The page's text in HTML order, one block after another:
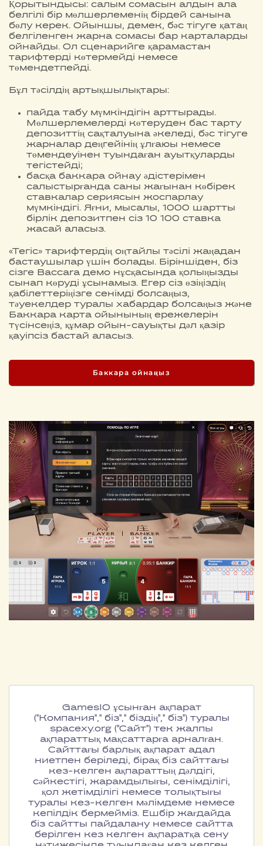
Қорытындысы: салым сомасын алдын ала
белгілі бір мөлшерлеменің бірдей санына
бөлу керек. Ойыншы, демек, бәс тігуге қатаң
белгіленген жарна сомасы бар карталарды
ойнайды. Ол сценарийге қарамастан
тарифтерді көтермейді немесе
төмендетпейді.
Бұл тәсілдің артықшылықтары:
пайда табу мүмкіндігін арттырады.
Мөлшерлемелерді көтеруден бас тарту
депозиттің сақталуына әкеледі, бәс тігуге
жарналар деңгейінің ұлғаюы немесе
төмендеуінен туындаған ауытқуларды
тегістейді;
басқа баккара ойнау әдістерімен
салыстырғанда саны жағынан көбірек
ставкалар сериясын жоспарлау
мүмкіндігі. Яғни, мысалы, 1000 шартты
бірлік депозитпен сіз 10 100 ставка
жасай аласыз.
«Тегіс» тарифтердің оңтайлы тәсілі жаңадан
бастаушылар үшін болады. Біріншіден, біз
сізге Baccara демо нұсқасында қолыңызды
сынап көруді ұсынамыз. Егер сіз өзіңіздің
қабілеттеріңізге сенімді болсаңыз,
тәуекелдер туралы хабардар болсаңыз және
Баккара карта ойынының ережелерін
түсінсеңіз, құмар ойын-сауықты дәл қазір
қауіпсіз бастай аласыз.
Баккара ойнаңыз
GamesIO ұсынған ақпарат
("Компания"," біз"," біздің"," біз") туралы
spacexy.org ("Сайт") тек жалпы
ақпараттық мақсаттарға арналған.
Сайттағы барлық ақпарат адал
ниетпен беріледі, бірақ біз сайттағы
кез-келген ақпараттың дәлдігі,
сәйкестігі, жарамдылығы, сенімділігі,
қол жетімділігі немесе толықтығы
туралы кез-келген мәлімдеме немесе
кепілдік бермейміз. Ешбір жағдайда
біз сайтты пайдалану немесе сайтта
берілген кез келген ақпаратқа сену